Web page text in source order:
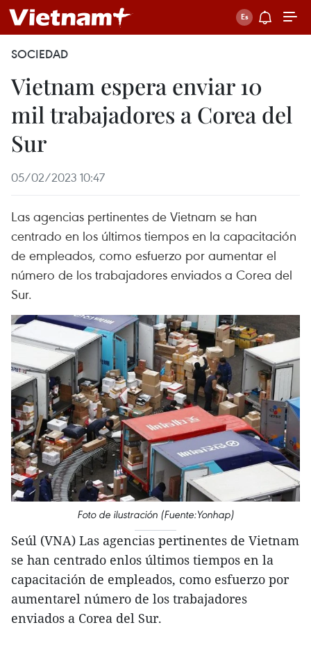
SOCIEDAD
Vietnam espera enviar 10
mil trabajadores a Corea del
Sur
05/02/2023 10:47
Las agencias pertinentes de Vietnam se han
centrado en los últimos tiempos en la capacitación
de empleados, como esfuerzo por aumentar el
número de los trabajadores enviados a Corea del
Sur.
Foto de ilustración (Fuente:Yonhap)
Seúl (VNA) Las agencias pertinentes de Vietnam
se han centrado enlos últimos tiempos en la
capacitación de empleados, como esfuerzo por
aumentarel número de los trabajadores
enviados a Corea del Sur.